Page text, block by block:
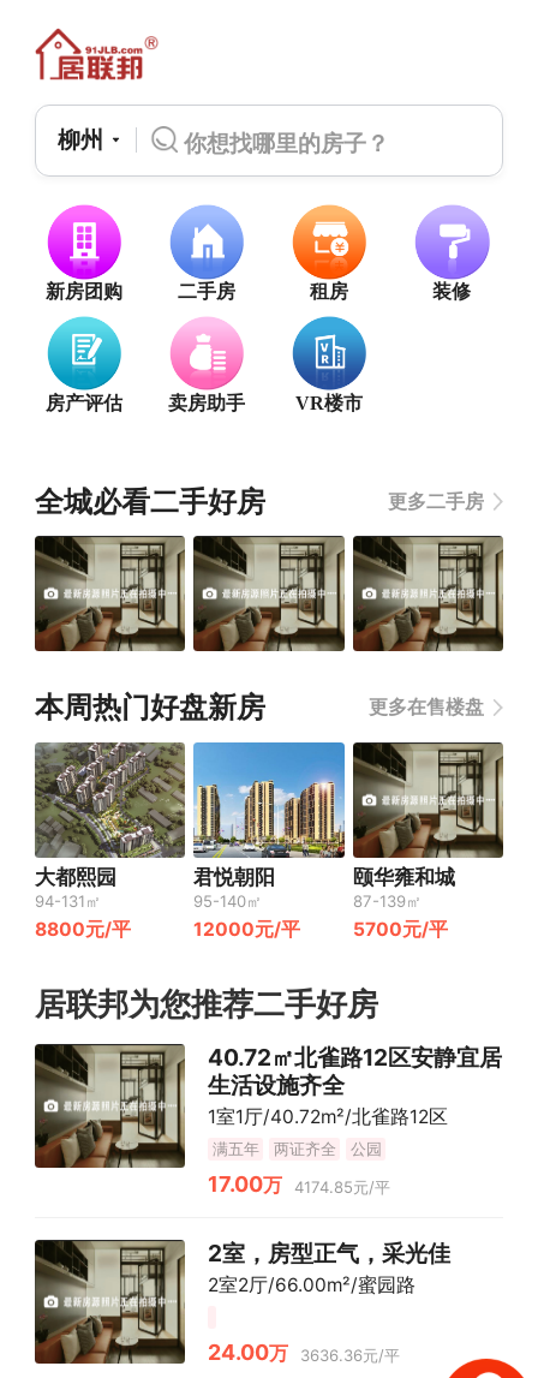
柳州
新房团购 二手房 租房 装修
房产评估 卖房助手 VR楼市
全城必看二手好房 更多二手房
本周热门好盘新房 更多在售楼盘
大都熙园
94-131㎡
8800元/平
君悦朝阳
95-140㎡
12000元/平
颐华雍和城
87-139㎡
5700元/平
居联邦为您推荐二手好房
40.72㎡北雀路12区安静宜居
生活设施齐全
1室1厅/40.72m²/北雀路12区
满五年 两证齐全 公园
17.00万 4174.85元/平
2室，房型正气，采光佳
2室2厅/66.00m²/蜜园路
24.00万 3636.36元/平